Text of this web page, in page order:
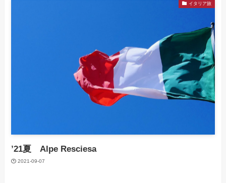
イタリア旅
’21夏 Alpe Resciesa
2021-09-07